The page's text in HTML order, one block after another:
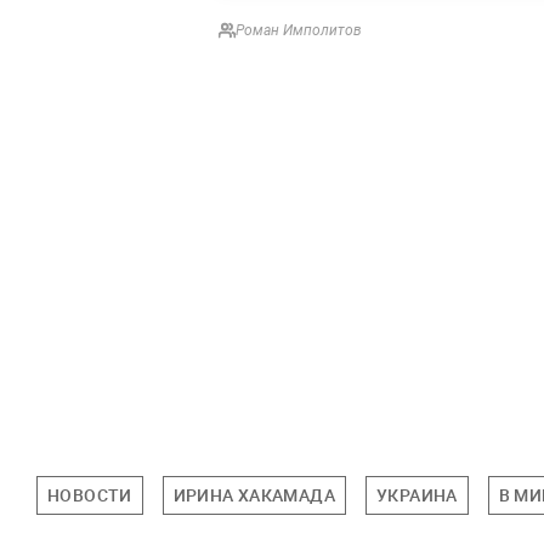
Роман Имполитов
НОВОСТИ ИРИНА ХАКАМАДА УКРАИНА В